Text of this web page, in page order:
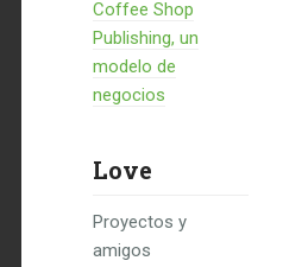
Coffee Shop
Publishing, un
modelo de
negocios
Love
Proyectos y
amigos